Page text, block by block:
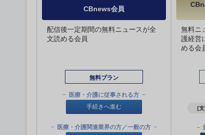
CBnews会員
配信後一定期間の無料ニュースが全
文読める会員
無料プラン
医療・介護に従事される方
手続きへ進む
医療・介護関連業界の方／一般の方
無料ニ
護経営
める会
[